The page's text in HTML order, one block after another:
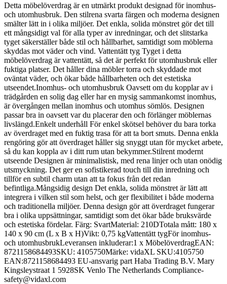
Detta möbelöverdrag är en utmärkt produkt designad för inomhus-
och utomhusbruk. Den stilrena svarta färgen och moderna designen
smälter lätt in i olika miljöer. Det enkla, solida mönstret gör det till
ett mångsidigt val för alla typer av inredningar, och det slitstarka
tyget säkerställer både stil och hållbarhet, samtidigt som möblerna
skyddas mot väder och vind. Vattentätt tyg Tyget i detta
möbelöverdrag är vattentätt, så det är perfekt för utomhusbruk eller
fuktiga platser. Det håller dina möbler torra och skyddade mot
oväntat väder, och ökar både hållbarheten och det estetiska
utseendet.Inomhus- och utomhusbruk Oavsett om du kopplar av i
trädgården en solig dag eller har en mysig sammankomst inomhus,
är övergången mellan inomhus och utomhus sömlös. Designen
passar bra in oavsett var du placerar den och förlänger möblernas
livslängd.Enkelt underhåll För enkel skötsel behöver du bara torka
av överdraget med en fuktig trasa för att ta bort smuts. Denna enkla
rengöring gör att överdraget håller sig snyggt utan för mycket arbete,
så du kan koppla av i ditt rum utan bekymmer.Stilrent modernt
utseende Designen är minimalistisk, med rena linjer och utan onödig
utsmyckning. Det ger en sofistikerad touch till din inredning och
tillför en subtil charm utan att ta fokus från det redan
befintliga.Mångsidig design Det enkla, solida mönstret är lätt att
integrera i vilken stil som helst, och ger flexibilitet i både moderna
och traditionella miljöer. Denna design gör att överdraget fungerar
bra i olika uppsättningar, samtidigt som det ökar både bruksvärde
och estetiska fördelar. Färg: SvartMaterial: 210DTotala mått: 180 x
140 x 90 cm (L x B x H)Vikt: 0,75 kgVattentätt tygFör inomhus-
och utomhusbrukLeveransen inkluderar:1 x MöbelöverdragEAN:
8721158684493SKU: 4105750Märke: vidaXL SKU:4105750
EAN:8721158684493 EU-ansvarig part Haba Trading B.V. Mary
Kingsleystraat 1 5928SK Venlo The Netherlands Compliance-
safety@vidaxl.com